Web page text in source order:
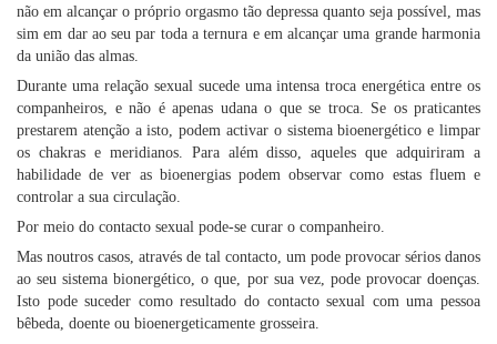
não em alcançar o próprio orgasmo tão depressa quanto seja possível, mas
sim em dar ao seu par toda a ternura e em alcançar uma grande harmonia
da união das almas.
Durante uma relação sexual sucede uma intensa troca energética entre os
companheiros, e não é apenas udana o que se troca. Se os praticantes
prestarem atenção a isto, podem activar o sistema bioenergético e limpar
os chakras e meridianos. Para além disso, aqueles que adquiriram a
habilidade de ver as bioenergias podem observar como estas fluem e
controlar a sua circulação.
Por meio do contacto sexual pode-se curar o companheiro.
Mas noutros casos, através de tal contacto, um pode provocar sérios danos
ao seu sistema bionergético, o que, por sua vez, pode provocar doenças.
Isto pode suceder como resultado do contacto sexual com uma pessoa
bêbeda, doente ou bioenergeticamente grosseira.